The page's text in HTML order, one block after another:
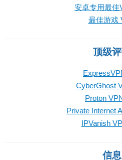
安卓专用最佳
最佳游戏
顶级
CyberGhost
Proton
Private Internet
IPVanish
信息